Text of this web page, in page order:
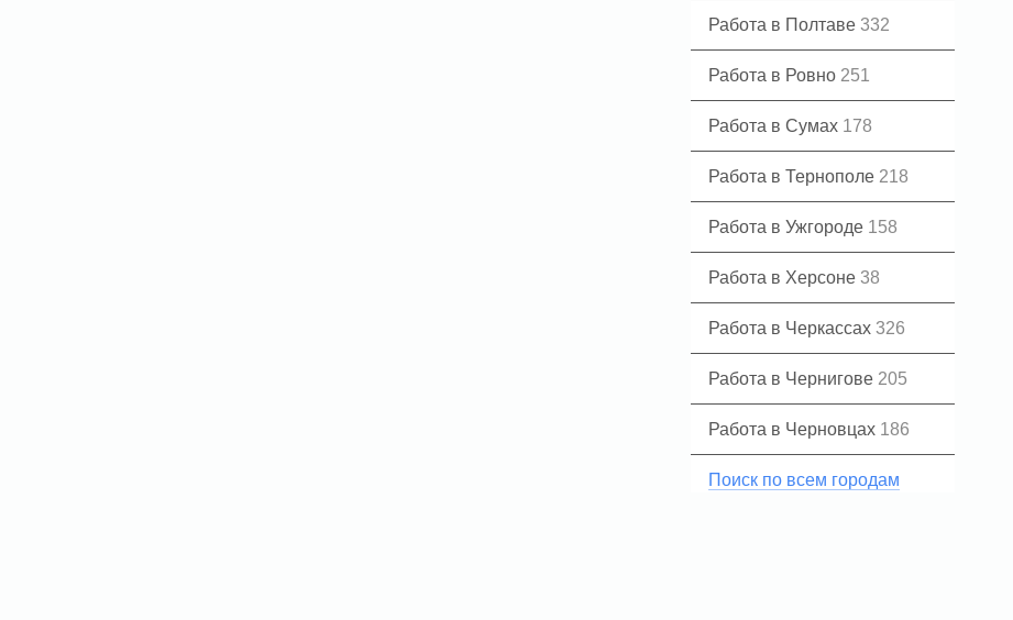
Работа в Полтаве 332
Работа в Ровно 251
Работа в Сумах 178
Работа в Тернополе 218
Работа в Ужгороде 158
Работа в Херсоне 38
Работа в Черкассах 326
Работа в Чернигове 205
Работа в Черновцах 186
Поиск по всем городам